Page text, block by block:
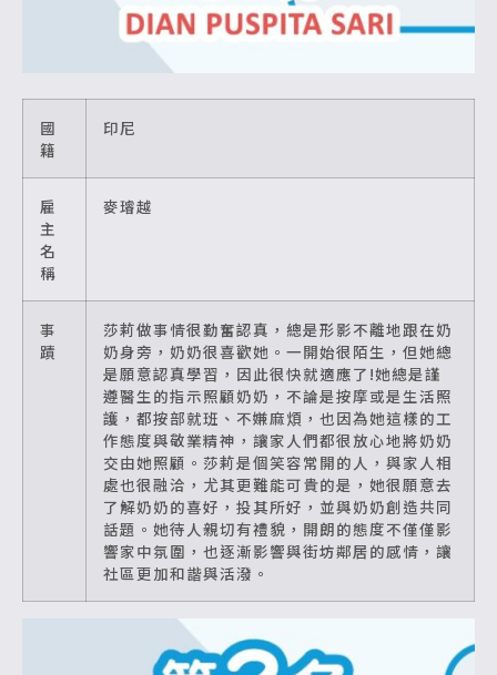
國
籍
印尼
雇
主
名
稱
麥璿越
事
蹟
莎莉做事情很勤奮認真，總是形影不離地跟在奶
奶身旁，奶奶很喜歡她。一開始很陌生，但她總
是願意認真學習，因此很快就適應了!她總是謹
遵醫生的指示照顧奶奶，不論是按摩或是生活照
護，都按部就班、不嫌麻煩，也因為她這樣的工
作態度與敬業精神，讓家人們都很放心地將奶奶
交由她照顧。莎莉是個笑容常開的人，與家人相
處也很融洽，尤其更難能可貴的是，她很願意去
了解奶奶的喜好，投其所好，並與奶奶創造共同
話題。她待人親切有禮貌，開朗的態度不僅僅影
響家中氛圍，也逐漸影響與街坊鄰居的感情，讓
社區更加和諧與活潑。